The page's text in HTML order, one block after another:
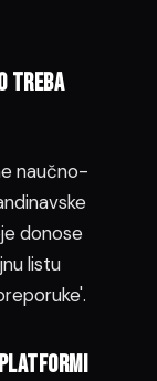
treba
naučno-
donose
listu